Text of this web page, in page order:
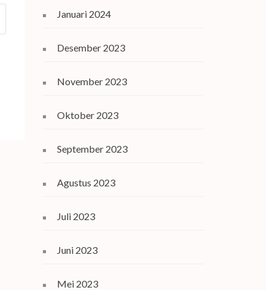
Januari 2024
Desember 2023
November 2023
Oktober 2023
September 2023
Agustus 2023
Juli 2023
Juni 2023
Mei 2023